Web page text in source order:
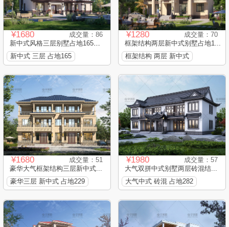
¥1680
成交量：86
新中式风格三层别墅占地165平...
新中式 三层 占地165
¥1280
成交量：70
框架结构两层新中式别墅占地1...
框架结构 两层 新中式
¥1680
成交量：51
豪华大气框架结构三层新中式...
豪华三层 新中式 占地229
¥1980
成交量：57
大气双拼中式别墅两层砖混结...
大气中式 砖混 占地282